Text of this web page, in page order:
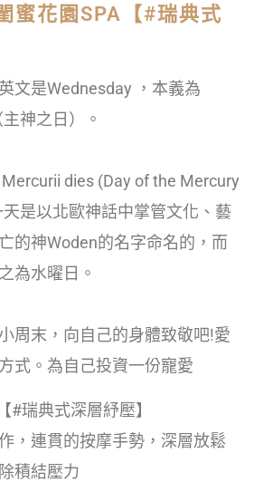
蜜花園SPA【#瑞典式
文是Wednesday ，本義為
神之日）。
dies (Day of the Mercury
是以北歐神話中掌管文化、藝
的神Woden的名字命名的，而
為水曜日。
周末，向自己的身體致敬吧!愛
式。為自己投資一份寵愛
#瑞典式深層紓壓】
，連貫的按摩手勢，深層放鬆
積結壓力